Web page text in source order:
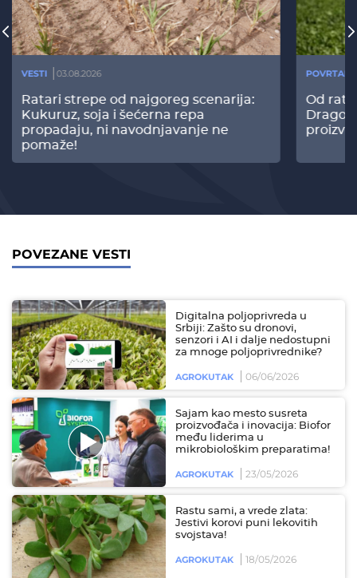
VESTI 03.08.2026
Ratari strepe od najgoreg scenarija:
Kukuruz, soja i šećerna repa
propadaju, ni navodnjavanje ne
pomaže!
Od
POVEZANE VESTI
Digitalna poljoprivreda u
Srbiji: Zašto su dronovi,
senzori i AI i dalje nedostupni
za mnoge poljoprivrednike?
AGROKUTAK 06/06/2026
Sajam kao mesto susreta
proizvođača i inovacija: Biofor
među liderima u
mikrobiološkim preparatima!
AGROKUTAK 23/05/2026
Rastu sami, a vrede zlata:
Jestivi korovi puni lekovitih
svojstava!
AGROKUTAK 18/05/2026